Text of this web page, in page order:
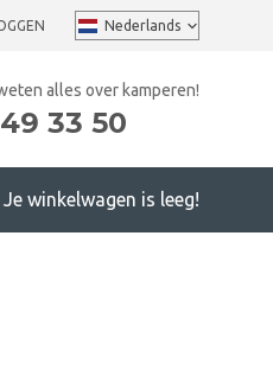
alles over kamperen!
33 50
Je winkelwagen is leeg!